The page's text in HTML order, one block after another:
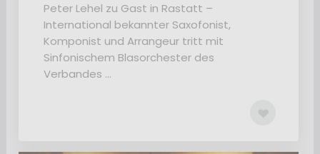
Peter Lehel zu Gast in Rastatt –
International bekannter Saxofonist,
Komponist und Arrangeur tritt mit
Sinfonischem Blasorchester des
Verbandes ...